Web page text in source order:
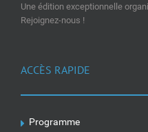
Une édition exceptionnelle
Rejoignez-nous !
ACCÈS RAPIDE
Programme